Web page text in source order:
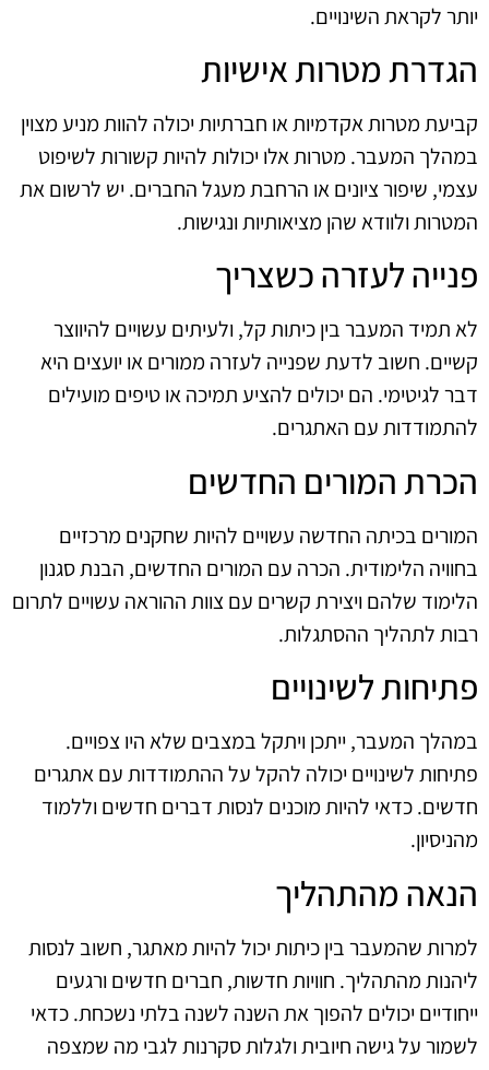
יותר לקראת השינויים.
הגדרת מטרות אישיות
קביעת מטרות אקדמיות או חברתיות יכולה להוות מניע מצוין
במהלך המעבר. מטרות אלו יכולות להיות קשורות לשיפוט
עצמי, שיפור ציונים או הרחבת מעגל החברים. יש לרשום את
המטרות ולוודא שהן מציאותיות ונגישות.
פנייה לעזרה כשצריך
לא תמיד המעבר בין כיתות קל, ולעיתים עשויים להיווצר
קשיים. חשוב לדעת שפנייה לעזרה ממורים או יועצים היא
דבר לגיטימי. הם יכולים להציע תמיכה או טיפים מועילים
להתמודדות עם האתגרים.
הכרת המורים החדשים
המורים בכיתה החדשה עשויים להיות שחקנים מרכזיים
בחוויה הלימודית. הכרה עם המורים החדשים, הבנת סגנון
הלימוד שלהם ויצירת קשרים עם צוות ההוראה עשויים לתרום
רבות לתהליך ההסתגלות.
פתיחות לשינויים
במהלך המעבר, ייתכן ויתקל במצבים שלא היו צפויים.
פתיחות לשינויים יכולה להקל על ההתמודדות עם אתגרים
חדשים. כדאי להיות מוכנים לנסות דברים חדשים וללמוד
מהניסיון.
הנאה מהתהליך
למרות שהמעבר בין כיתות יכול להיות מאתגר, חשוב לנסות
ליהנות מהתהליך. חוויות חדשות, חברים חדשים ורגעים
ייחודיים יכולים להפוך את השנה לשנה בלתי נשכחת. כדאי
לשמור על גישה חיובית ולגלות סקרנות לגבי מה שמצפה